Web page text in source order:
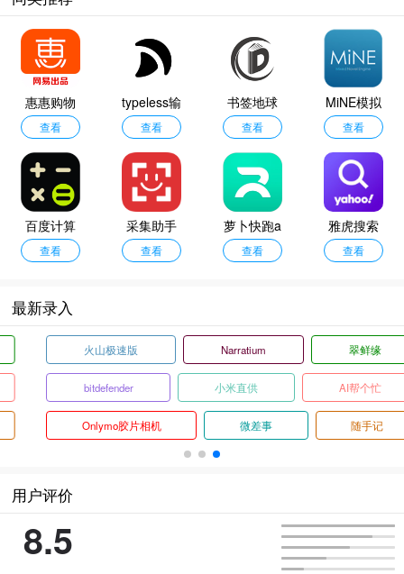
惠惠购物
助手
查看
typeless输
入法
查看
书签地球
查看
MiNE模拟
器
查看
百度计算
器
查看
采集助手
查看
萝卜快跑a
pp
查看
雅虎搜索
查看
最新录入
火山极速版 Narratium 翠鲜缘
bitdefender 小米直供 AI帮个忙
Onlymo胶片相机 微差事 随手记
用户评价
8.5